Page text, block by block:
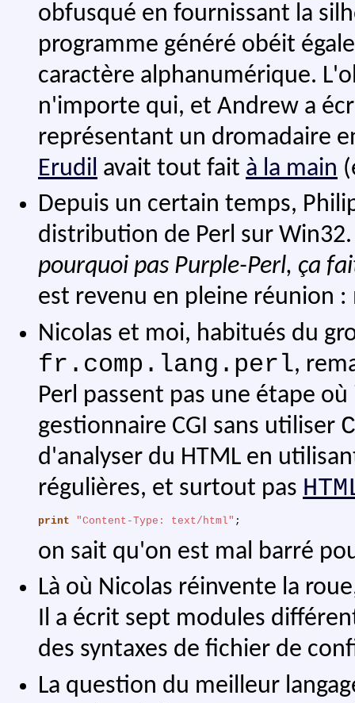
obfusqué en fournissant la
programme généré obéit
caractère alphanumérique.
n'importe qui, et Andrew a
représentant un dromadaire
Erudil avait tout fait à la main
Depuis un certain temps,
distribution de Perl sur
pourquoi pas Purple-Perl, ça
est revenu en pleine réunion
Nicolas et moi, habitués du
fr.comp.lang.perl,
Perl passent pas une étape
gestionnaire CGI sans utiliser
d'analyser du HTML en
régulières, et surtout pas
print "Content-Type: text/html" ;
on sait qu'on est mal barré
Là où Nicolas réinvente la
Il a écrit sept modules
des syntaxes de fichier de
La question du meilleur